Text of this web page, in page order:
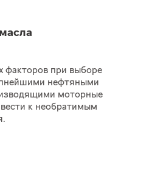
факторов при выборе
нефтяными
моторные
к необратимым